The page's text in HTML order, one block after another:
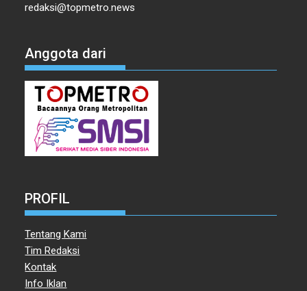
redaksi@topmetro.news
Anggota dari
PROFIL
Tentang Kami
Tim Redaksi
Kontak
Info Iklan